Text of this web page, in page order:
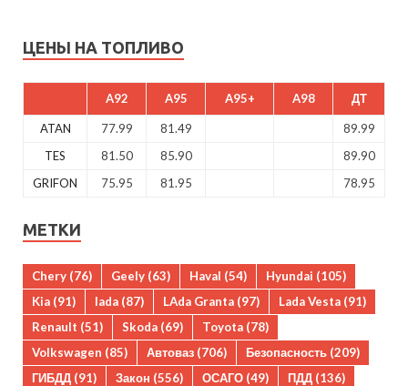
ЦЕНЫ НА ТОПЛИВО
A92 A95 A95+ A98 ДТ
ATAN 77.99 81.49
89.99
TES
81.50 85.90
89.90
GRIFON
75.95 81.95 78.95
МЕТКИ
Chery (76) Geely (63) Haval (54) Hyundai (105)
Kia (91) lada (87) LAda Granta (97) Lada Vesta (91)
Renault (51) Skoda (69) Toyota (78)
Volkswagen (85) Автоваз (706) Безопасность (209)
ГИБДД (91) Закон (556) ОСАГО (49) ПДД (136)